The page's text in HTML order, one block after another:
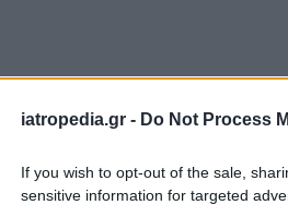
iatropedia.gr - Do Not Process
If you wish to opt-out of the sale,
sensitive information for targeted